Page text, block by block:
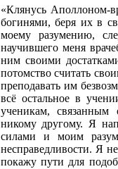
«Клянусь Аполлоном-
богинями, беря их в
моему разумению,
научившего меня
ним своими
потомство считать
преподавать им
всё остальное в
ученикам, связанным
никому другому. Я
силами и моим
несправедливости. Я
покажу пути для